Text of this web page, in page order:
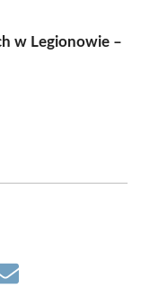
w Legionowie –
Share